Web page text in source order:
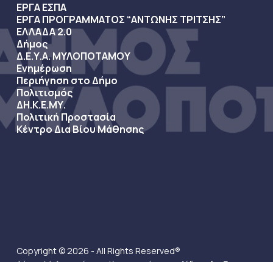
ΕΡΓΑ ΕΣΠΑ
ΕΡΓΑ ΠΡΟΓΡΑΜΜΑΤΟΣ “ΑΝΤΩΝΗΣ ΤΡΙΤΣΗΣ”
ΕΛΛΑΔΑ 2.0
Δήμος
Δ.Ε.Υ.Α. ΜΥΛΟΠΟΤΑΜΟΥ
Ενημέρωση
Περιήγηση στο Δήμο
Πολιτισμός
ΔΗ.Κ.Ε.ΜΥ.
Πολιτική Προστασία
Κέντρο Δια Βίου Μάθησης
Copyright © 2026 - All Rights Reserved®